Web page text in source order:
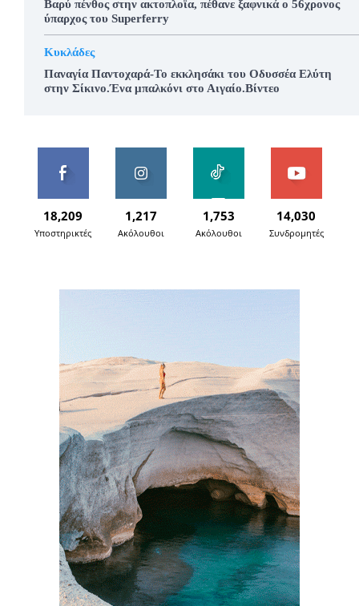
Βαρύ πένθος στην ακτοπλοϊα, πέθανε ξαφνικά ο 56χρονος
ύπαρχος του Superferry
Κυκλάδες
Παναγία Παντοχαρά-Το εκκλησάκι του Οδυσσέα Ελύτη
στην Σίκινο.Ένα μπαλκόνι στο Αιγαίο.Βίντεο
18,209
Υποστηρικτές
1,217
Ακόλουθοι
1,753
Ακόλουθοι
14,030
Συνδρομητές